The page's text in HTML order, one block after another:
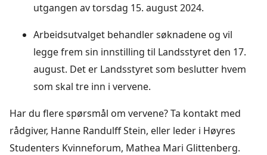
utgangen av torsdag 15. august 2024.
Arbeidsutvalget behandler søknadene og vil
legge frem sin innstilling til Landsstyret den 17.
august. Det er Landsstyret som beslutter hvem
som skal tre inn i vervene.
Har du flere spørsmål om vervene? Ta kontakt med
rådgiver, Hanne Randulff Stein, eller leder i Høyres
Studenters Kvinneforum, Mathea Mari Glittenberg.